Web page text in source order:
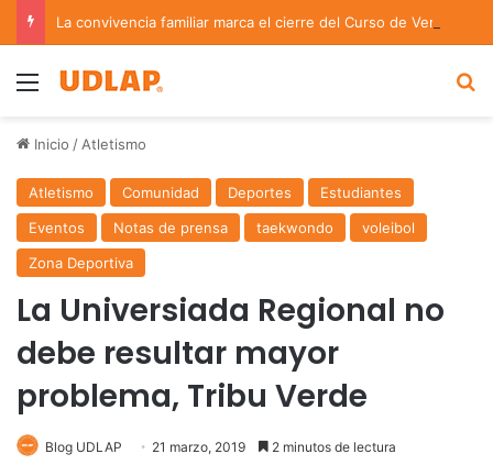
Menu
Inicio / Atletismo
Atletismo Comunidad Deportes
Estudiantes
Eventos
Notas de prensa taekwondo
voleibol
Zona Deportiva
La Universiada Regional no
debe resultar mayor
problema, Tribu Verde
Blog UDLAP 21 marzo, 2019 2 minutos de lectura